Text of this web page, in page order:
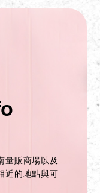
量販商場以及
近的地點與可